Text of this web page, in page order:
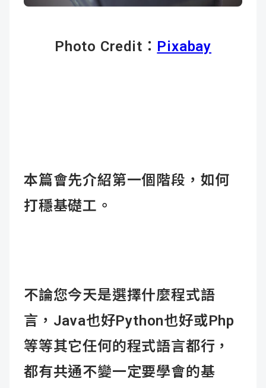
Photo Credit： Pixabay
本篇會先介紹第一個階段，如何
打穩基礎工。
不論您今天是選擇什麼程式語
言，Java也好Python也好或Php
等等其它任何的程式語言都行，
都有共通不變一定要學會的基